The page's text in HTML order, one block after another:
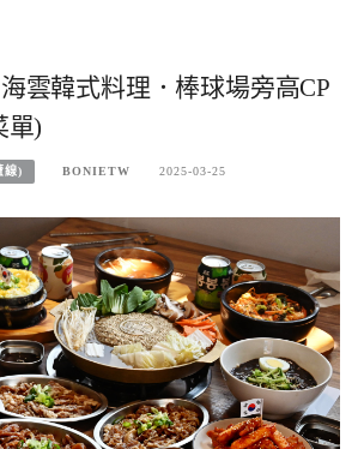
海雲韓式料理．棒球場旁高CP
單)
線) BONIETW 2025-03-25